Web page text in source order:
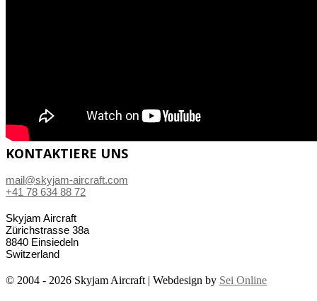
KONTAKTIERE UNS
mail@skyjam-aircraft.com
+41 78 634 88 72
Skyjam Aircraft
Zürichstrasse 38a
8840 Einsiedeln
Switzerland
© 2004 - 2026 Skyjam Aircraft | Webdesign by Sei Online